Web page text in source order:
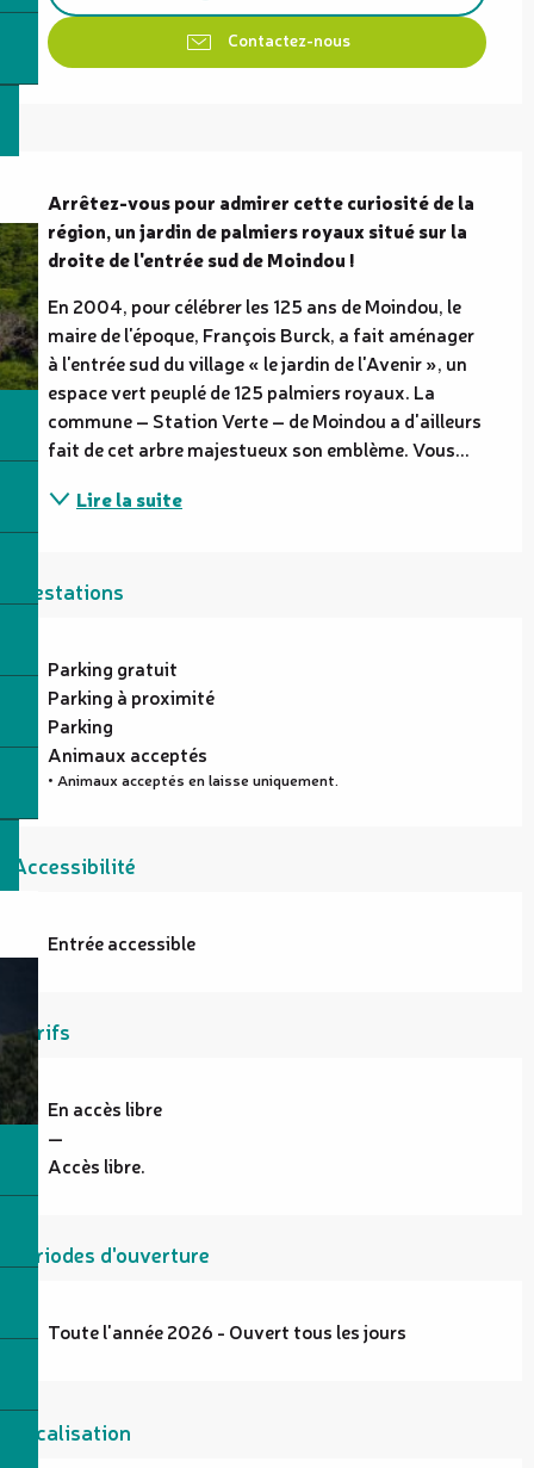
Contactez-nous
Description
Arrêtez-vous pour admirer cette curiosité de la
région, un jardin de palmiers royaux situé sur la
droite de l'entrée sud de Moindou !
En 2004, pour célébrer les 125 ans de Moindou, le
maire de l'époque, François Burck, a fait aménager
à l'entrée sud du village « le jardin de l'Avenir », un
espace vert peuplé de 125 palmiers royaux. La
commune – Station Verte – de Moindou a d'ailleurs
fait de cet arbre majestueux son emblème. Vous...
Lire la suite
Prestations
Parking gratuit
Parking à proximité
Parking
Animaux acceptés
• Animaux acceptés en laisse uniquement.
Accessibilité
Entrée accessible
Tarifs
En accès libre
—
Accès libre.
Périodes d'ouverture
Toute l'année 2026 - Ouvert tous les jours
Localisation